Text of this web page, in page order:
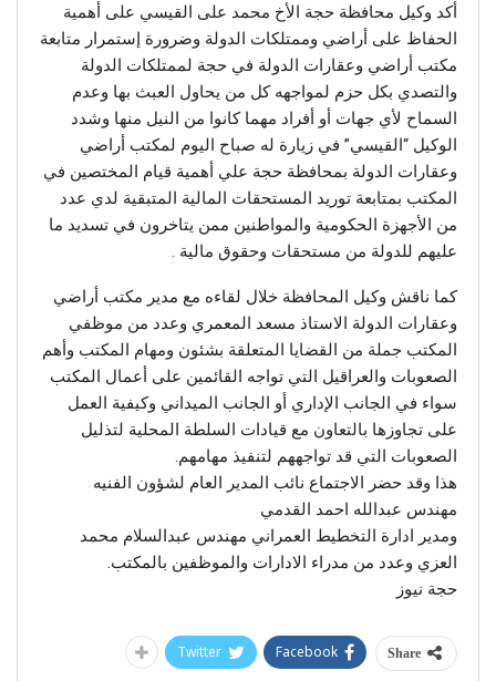
أكد وكيل محافظة حجة الأخ محمد على القيسي على أهمية
الحفاظ على أراضي وممتلكات الدولة وضرورة إستمرار متابعة
مكتب أراضي وعقارات الدولة في حجة لممتلكات الدولة
والتصدي بكل حزم لمواجهه كل من يحاول العبث بها وعدم
السماح لأي جهات أو أفراد مهما كانوا من النيل منها وشدد
الوكيل “القيسي” في زيارة له صباح اليوم لمكتب أراضي
وعقارات الدولة بمحافظة حجة علي أهمية قيام المختصين في
المكتب بمتابعة توريد المستحقات المالية المتبقية لدي عدد
من الأجهزة الحكومية والمواطنين ممن يتاخرون في تسديد ما
عليهم للدولة من مستحقات وحقوق مالية .
كما ناقش وكيل المحافظة خلال لقاءه مع مدير مكتب أراضي
وعقارات الدولة الاستاذ مسعد المعمري وعدد من موظفي
المكتب جملة من القضايا المتعلقة بشئون ومهام المكتب وأهم
الصعوبات والعراقيل التي تواجه القائمين على أعمال المكتب
سواء في الجانب الإداري أو الجانب الميداني وكيفية العمل
على تجاوزها بالتعاون مع قيادات السلطة المحلية لتذليل
الصعوبات التي قد تواجههم لتنفيذ مهامهم.
هذا وقد حضر الاجتماع نائب المدير العام لشؤون الفنيه
مهندس عبدالله احمد القدمي
ومدير ادارة التخطيط العمراني مهندس عبدالسلام محمد
العزي وعدد من مدراء الادارات والموظفين بالمكتب.
حجة نيوز
Share
Facebook
Twitter